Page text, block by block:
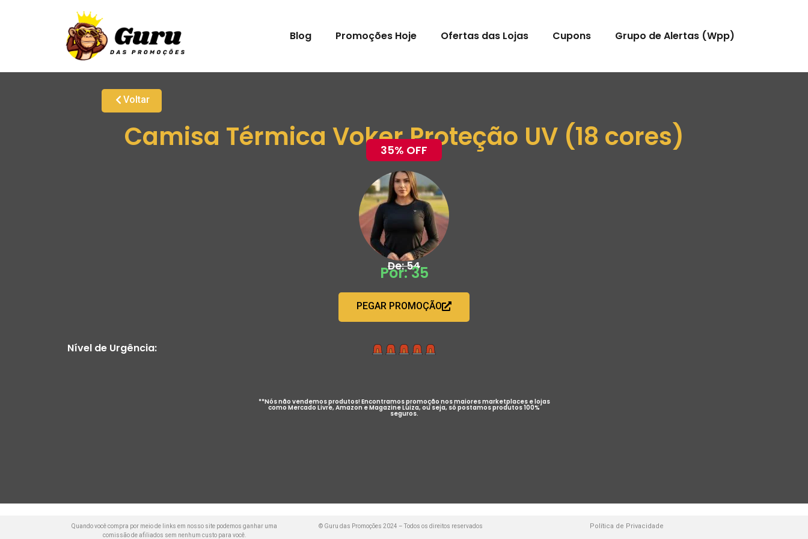
Blog Promoções Hoje Ofertas das Lojas Cupons Grupo de Alertas (Wpp)
Voltar
Camisa Térmica Voker Proteção UV (18 cores)
35% OFF
De: 54
Por: 35
PEGAR PROMOÇÃO
Nível de Urgência:
**Nós não vendemos produtos! Encontramos promoção nos maiores marketplaces e lojas
como Mercado Livre, Amazon e Magazine Luiza, ou seja, só postamos produtos 100%
seguros.
Quando você compra por meio de links em nosso site podemos ganhar uma
comissão de afiliados sem nenhum custo para você.
© Guru das Promoções 2024 – Todos os direitos reservados Política de Privacidade